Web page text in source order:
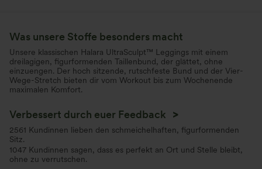
Was unsere Stoffe besonders macht
Unsere klassischen Halara UltraSculpt™ Leggings mit einem
dreilagigen, figurformenden Taillenbund, der glättet, ohne
einzuengen. Der hoch sitzende, rutschfeste Bund und der Vier-
Wege-Stretch bieten dir vom Workout bis zum Wochenende
maximalen Komfort.
Verbessert durch euer Feedback >
2561 Kundinnen lieben den schmeichelhaften, figurformenden
Sitz.
1047 Kundinnen sagen, dass es perfekt an Ort und Stelle bleibt,
ohne zu verrutschen.